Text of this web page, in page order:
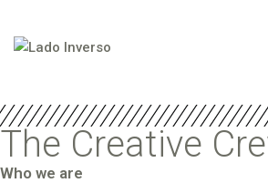
The Creative
Who we are